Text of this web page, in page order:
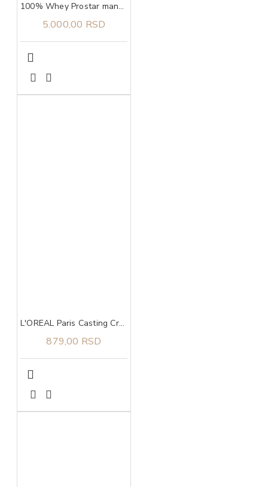
100% Whey Prostar mango, 907g ULTIMATE NUTRITION
5.000,00 RSD
L'OREAL Paris Casting Creme Gloss boja za kosu 550
879,00 RSD